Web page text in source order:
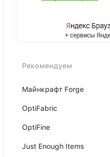
Рекомендуем
Майнкрафт Forge
OptiFabric
OptiFine
Just Enough Items